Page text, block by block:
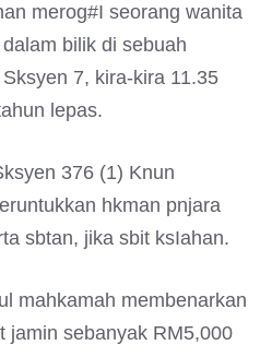
merog#I seorang wanita
bilik di sebuah
7, kira-kira 11.35
lepas.
376 (1) Knun
hkman pnjara
sbtan, jika sbit ksIahan.
mahkamah membenarkan
jamin sebanyak RM5,000